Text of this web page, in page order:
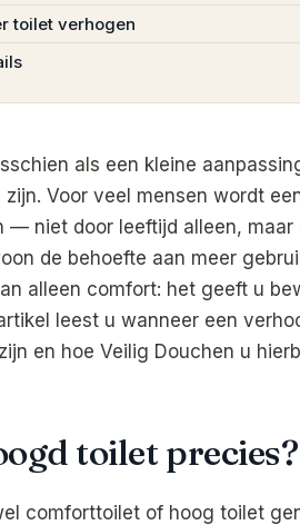
toilet verhogen
als een kleine
Voor veel mensen wordt
niet door leeftijd alleen, maar
de behoefte aan meer
alleen comfort: het geeft u
leest u wanneer een
en hoe Veilig Douchen u
toilet precies?
comforttoilet of hoog toilet